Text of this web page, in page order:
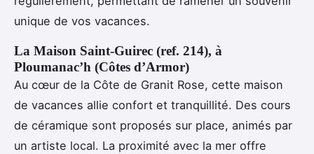
unique de vos vacances.
La Maison Saint-Guirec (ref. 214), à
Ploumanac’h (Côtes d’Armor)
Au cœur de la Côte de Granit Rose, cette maison
de vacances allie confort et tranquillité. Des cours
de céramique sont proposés sur place, animés par
un artiste local. La proximité avec la mer offre